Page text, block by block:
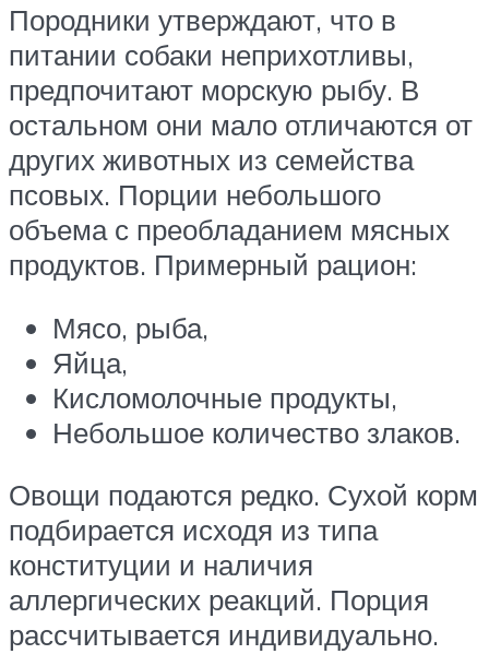
Породники утверждают, что в
питании собаки неприхотливы,
предпочитают морскую рыбу. В
остальном они мало отличаются от
других животных из семейства
псовых. Порции небольшого
объема с преобладанием мясных
продуктов. Примерный рацион:
Мясо, рыба,
Яйца,
Кисломолочные продукты,
Небольшое количество злаков.
Овощи подаются редко. Сухой корм
подбирается исходя из типа
конституции и наличия
аллергических реакций. Порция
рассчитывается индивидуально.